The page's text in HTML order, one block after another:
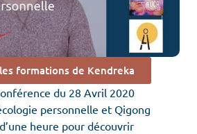
formations de Kendreka
du 28 Avril 2020
personnelle et Qigong
heure pour découvrir